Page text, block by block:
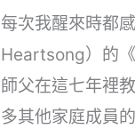
每次我醒來時都
Heartsong）的
師父在這七年裡
多其他家庭成員